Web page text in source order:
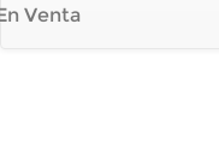
Venta